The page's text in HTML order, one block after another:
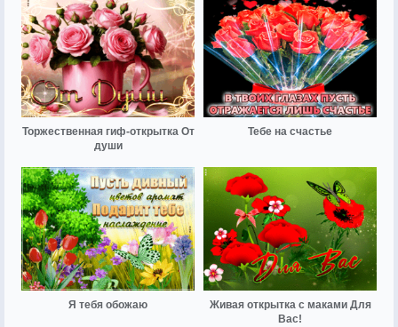
Торжественная гиф-открытка От
души
Тебе на счастье
Я тебя обожаю
Живая открытка с маками Для
Вас!